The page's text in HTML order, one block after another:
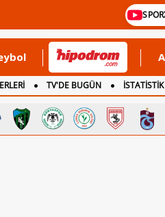
TV'DE BUGÜN İSTATİSTİK